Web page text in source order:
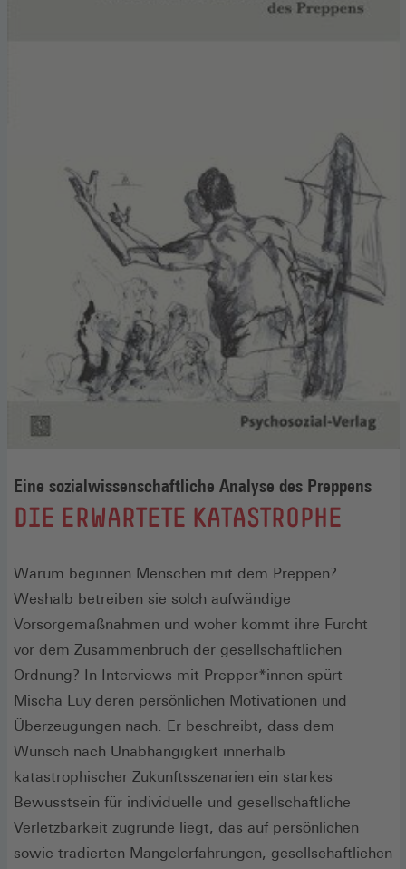
Eine sozialwissenschaftliche Analyse des Preppens
:
DIE ERWARTETE KATASTROPHE
Warum beginnen Menschen mit dem Preppen?
Weshalb betreiben sie solch aufwändige
Vorsorgemaßnahmen und woher kommt ihre Furcht
vor dem Zusammenbruch der gesellschaftlichen
Ordnung? In Interviews mit Prepper*innen spürt
Mischa Luy deren persönlichen Motivationen und
Überzeugungen nach. Er beschreibt, dass dem
Wunsch nach Unabhängigkeit innerhalb
katastrophischer Zukunftsszenarien ein starkes
Bewusstsein für individuelle und gesellschaftliche
Verletzbarkeit zugrunde liegt, das auf persönlichen
sowie tradierten Mangelerfahrungen, gesellschaftlichen